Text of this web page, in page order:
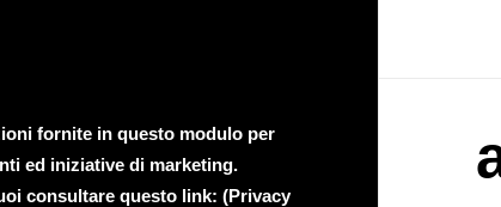
fornite in questo modulo per
ed iniziative di marketing.
consultare questo link: (Privacy